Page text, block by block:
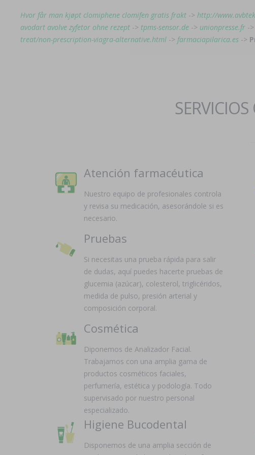
Hvor får man kjøpt clomiphene clomifen gratis frakt -> http://
avodart avolve zyfetor ohne rezept -> tpms-sensor.de -> unionpresse.fr ->
treat/non-prescription-viagra-alternative.html -> farmaciapilarica.es ->
Atención farmacéutica
Nuestro equipo de profesionales controla
y revisa su medicación, asesorándole si es
necesario.
Pruebas
Si necesitas una prueba rápida para salir
de dudas, aquí puedes hacerte pruebas de
glucemia (azúcar), colesterol, triglicéridos,
medida de pulso, presión arterial y
composición corporal.
Cosmética
Diponemos de Analizador Facial.
Trabajamos con una amplia gama de
productos cosméticos faciales,
perfumería, estética y podología. Todo
supervisado por nuestro personal
especializado.
Higiene Bucodental
Disponemos de una amplia sección de